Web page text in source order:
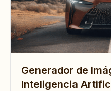
Generador de
Inteligencia